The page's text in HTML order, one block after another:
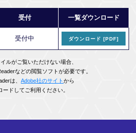
受付 一覧ダウンロード
受付中 ダウンロード [PDF]
ルがご覧いただけない場合、
などの閲覧ソフトが必要です。
は、 Adobe社のサイトから
ードしてご利⽤ください。